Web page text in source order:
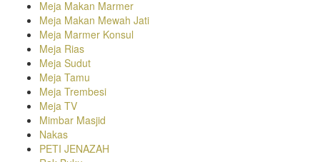
Meja Makan Marmer
Meja Makan Mewah Jati
Meja Marmer Konsul
Meja Rias
Meja Sudut
Meja Tamu
Meja Trembesi
Meja TV
Mimbar Masjid
Nakas
PETI JENAZAH